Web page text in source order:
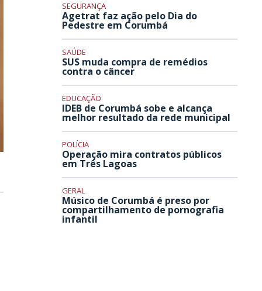
SEGURANÇA
Agetrat faz ação pelo Dia do
Pedestre em Corumbá
SAÚDE
SUS muda compra de remédios
contra o câncer
EDUCAÇÃO
IDEB de Corumbá sobe e alcança
melhor resultado da rede municipal
POLÍCIA
Operação mira contratos públicos
em Três Lagoas
GERAL
Músico de Corumbá é preso por
compartilhamento de pornografia
infantil